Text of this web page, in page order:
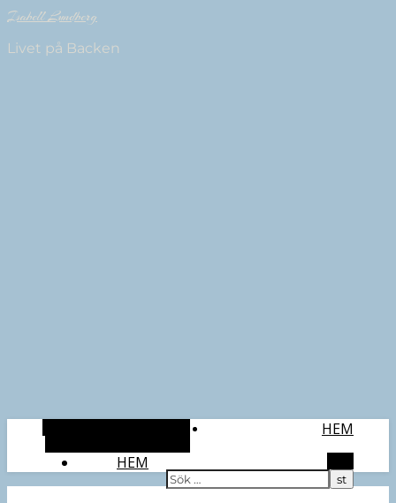
Isabell Lundberg
Livet på Backen
HEM
HEM